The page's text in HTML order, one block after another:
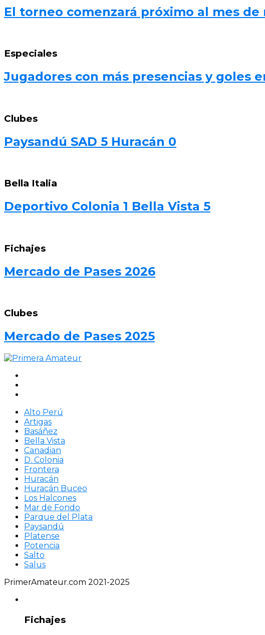
El torneo comenzará próximo al mes de
Especiales
Jugadores con más presencias y goles
Clubes
Paysandú SAD 5 Huracán 0
Bella Italia
Deportivo Colonia 1 Bella Vista 5
Fichajes
Mercado de Pases 2026
Clubes
Mercado de Pases 2025
Alto Perú
Artigas
Basáñez
Bella Vista
Canadian
D. Colonia
Frontera
Huracán
Huracán Buceo
Los Halcones
Mar de Fondo
Parque del Plata
Paysandú
Platense
Potencia
Salto
Salus
PrimerAmateur.com 2021-2025
Fichajes